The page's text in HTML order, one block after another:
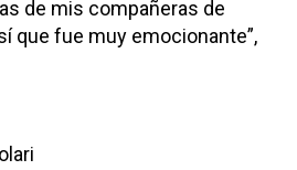
de mis compañeras de
que fue muy emocionante”,